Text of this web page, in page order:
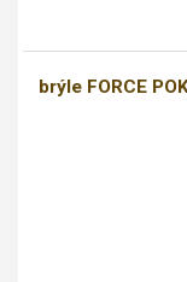
brýle FORCE